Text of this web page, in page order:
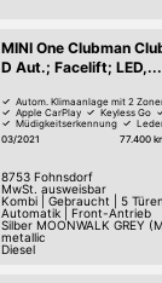
MINI One Clubman
D Aut.; Facelift; LED,...
Autom. Klimaanlage mit 2
Apple CarPlay
Keyless Go
Müdigkeitserkennung
03/2021
77.400
8753 Fohnsdorf
MwSt. ausweisbar
Kombi| Gebraucht
5 Türen
Automatik| Front-Antrieb
Silber MOONWALK GREY
metallic
Diesel